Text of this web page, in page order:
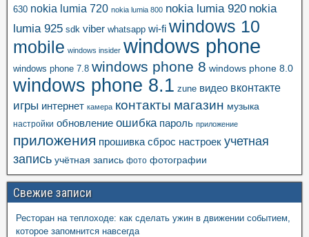
630 nokia lumia 720 nokia lumia 800 nokia lumia 920 nokia
lumia 925 sdk viber whatsapp wi-fi windows 10
mobile windows insider windows phone
windows phone 7.8 windows phone 8 windows phone 8.0
windows phone 8.1 zune видео вконтакте
игры интернет камера контакты магазин музыка
настройки обновление ошибка пароль приложение
приложения прошивка сброс настроек учетная
запись учётная запись фото фотографии
Свежие записи
Ресторан на теплоходе: как сделать ужин в движении событием,
которое запомнится навсегда